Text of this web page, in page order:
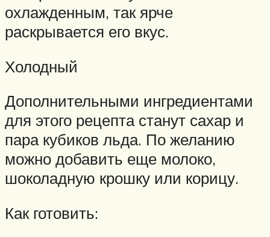
охлажденным, так ярче
раскрывается его вкус.
Холодный
Дополнительными ингредиентами
для этого рецепта станут сахар и
пара кубиков льда. По желанию
можно добавить еще молоко,
шоколадную крошку или корицу.
Как готовить: